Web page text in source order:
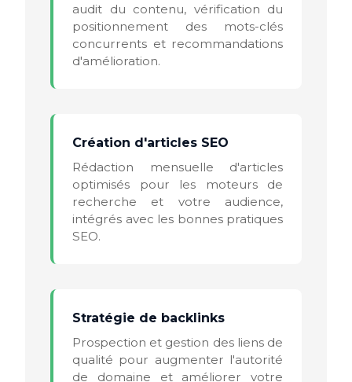
audit du contenu, vérification du
positionnement des mots-clés
concurrents et recommandations
d'amélioration.
Création d'articles SEO
Rédaction mensuelle d'articles
optimisés pour les moteurs de
recherche et votre audience,
intégrés avec les bonnes pratiques
SEO.
Stratégie de backlinks
Prospection et gestion des liens de
qualité pour augmenter l'autorité
de domaine et améliorer votre